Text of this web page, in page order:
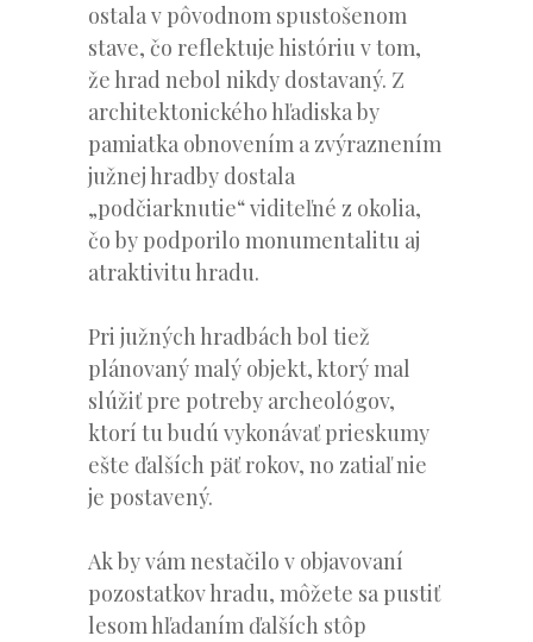
ostala v pôvodnom spustošenom
stave, čo reflektuje históriu v tom,
že hrad nebol nikdy dostavaný. Z
architektonického hľadiska by
pamiatka obnovením a zvýraznením
južnej hradby dostala
„podčiarknutie“ viditeľné z okolia,
čo by podporilo monumentalitu aj
atraktivitu hradu.
Pri južných hradbách bol tiež
plánovaný malý objekt, ktorý mal
slúžiť pre potreby archeológov,
ktorí tu budú vykonávať prieskumy
ešte ďalších päť rokov, no zatiaľ nie
je postavený.
Ak by vám nestačilo v objavovaní
pozostatkov hradu, môžete sa pustiť
lesom hľadaním ďalších stôp